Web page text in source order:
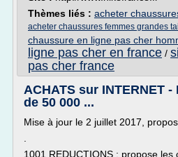
Thèmes liés : acheter
acheter chaussures femmes grandes
chaussure en ligne pas cher
ligne pas cher en france /
pas cher france
ACHATS sur INTERNET
de 50 000 ...
Mise à jour le 2 juillet 2017,
1001 REDUCTIONS : propose